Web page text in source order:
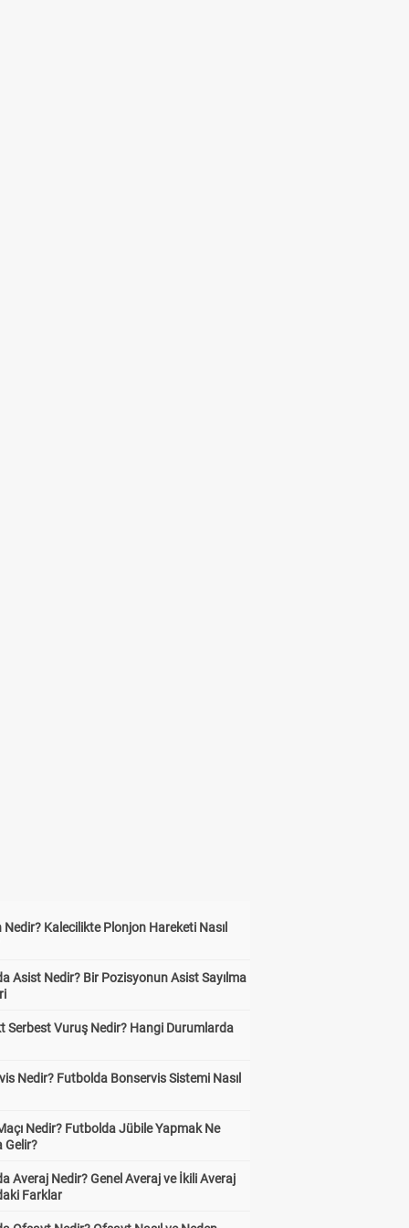
Nedir? Kalecilikte Plonjon Hareketi Nasıl
Asist Nedir? Bir Pozisyonun Asist Sayılma
Serbest Vuruş Nedir? Hangi Durumlarda
Nedir? Futbolda Bonservis Sistemi Nasıl
Nedir? Futbolda Jübile Yapmak Ne
Gelir?
Averaj Nedir? Genel Averaj ve İkili Averaj
Farklar